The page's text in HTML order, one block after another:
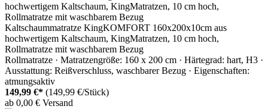
Kaltschaummatratze KingKOMFORT 160x200x10cm aus
hochwertigem Kaltschaum, KingMatratzen, 10 cm hoch,
Rollmatratze mit waschbarem Bezug
Rollmatratze · Matratzengröße: 160 x 200 cm · Härtegrad: hart, H3 ·
Ausstattung: Reißverschluss, waschbarer Bezug · Eigenschaften:
atmungsaktiv
149,99 €* (149,99 €/Stück)
ab 0,00 € Versand